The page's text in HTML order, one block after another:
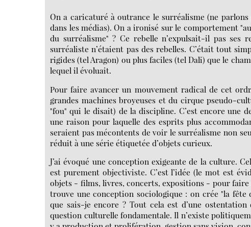
On a caricaturé à outrance le surréalisme (ne
dans les médias). On a ironisé sur le comportement
du surréalisme" ? Ce rebelle n’expulsait-il pas ses
surréaliste n’étaient pas des rebelles. C’était tout
rigides (tel Aragon) ou plus faciles (tel Dali) que le
lequel il évoluait.
Pour faire avancer un mouvement radical de cet
grandes machines broyeuses et du cirque pseudo-
"fou" qui le disait) de la discipline. C’est encore une
une raison pour laquelle des esprits plus
seraient pas mécontents de voir le surréalisme non
réduit à une série étiquetée d’objets curieux.
J’ai évoqué une conception exigeante de la culture.
est purement objectiviste. C’est l’idée (le mot est
objets - films, livres, concerts, expositions - pour
trouve une conception sociologique : on crée "la fête
que sais-je encore ? Tout cela est d’une
question culturelle fondamentale. Il n’existe